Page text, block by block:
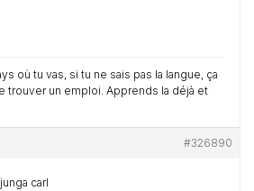
où tu vas, si tu ne sais pas la langue, ça
trouver un emploi. Apprends la déjà et
#326890
carl